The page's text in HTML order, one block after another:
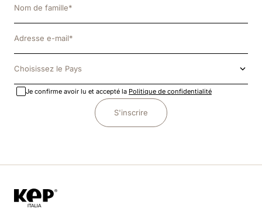
Choisissez le Pays
Je confirme avoir lu et accepté la Politique de confidentialité
S'inscrire